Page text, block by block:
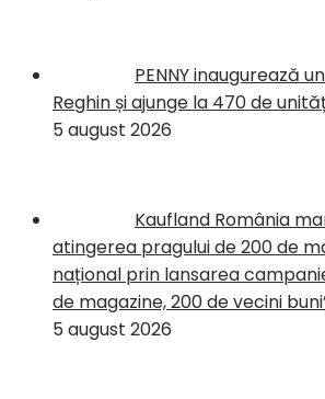
PENNY inaugurează
Reghin și ajunge la 470 de
5 august 2026
Kaufland România
atingerea pragului de 200 de
național prin lansarea
de magazine, 200 de vecini
5 august 2026